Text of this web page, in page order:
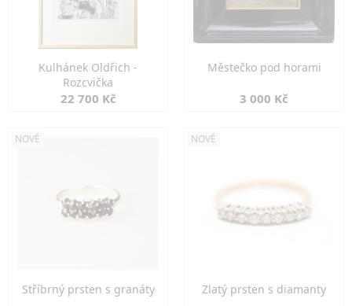
Kulhánek Oldřich -
Rozcvička
22 700 Kč
Městečko pod horami
3 000 Kč
NOVÉ
Stříbrný prsten s granáty
NOVÉ
Zlatý prsten s diamanty